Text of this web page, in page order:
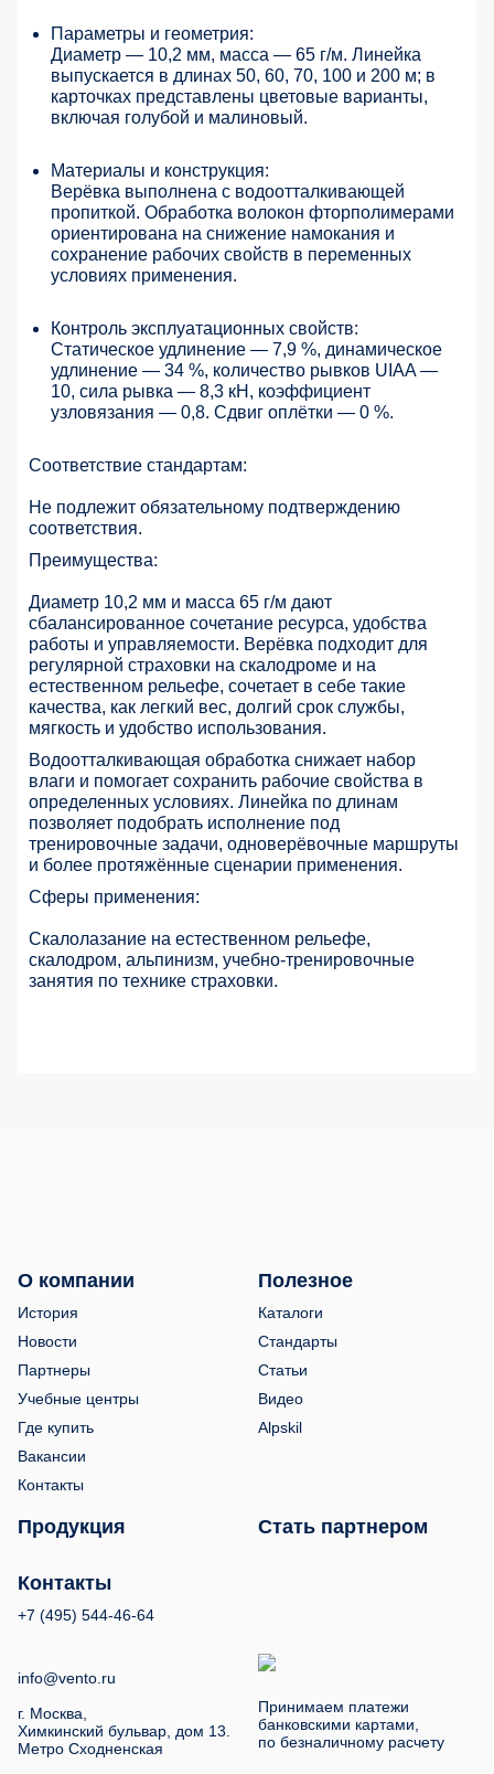
Параметры и геометрия:
Диаметр — 10,2 мм, масса — 65 г/м. Линейка
выпускается в длинах 50, 60, 70, 100 и 200 м; в
карточках представлены цветовые варианты,
включая голубой и малиновый.
Материалы и конструкция:
Верёвка выполнена с водоотталкивающей
пропиткой. Обработка волокон фторполимерами
ориентирована на снижение намокания и
сохранение рабочих свойств в переменных
условиях применения.
Контроль эксплуатационных свойств:
Статическое удлинение — 7,9 %, динамическое
удлинение — 34 %, количество рывков UIAA —
10, сила рывка — 8,3 кН, коэффициент
узловязания — 0,8. Сдвиг оплётки — 0 %.
Соответствие стандартам:
Не подлежит обязательному подтверждению
соответствия.
Преимущества:
Диаметр 10,2 мм и масса 65 г/м дают
сбалансированное сочетание ресурса, удобства
работы и управляемости. Верёвка подходит для
регулярной страховки на скалодроме и на
естественном рельефе, сочетает в себе такие
качества, как легкий вес, долгий срок службы,
мягкость и удобство использования.
Водоотталкивающая обработка снижает набор
влаги и помогает сохранить рабочие свойства в
определенных условиях. Линейка по длинам
позволяет подобрать исполнение под
тренировочные задачи, одноверёвочные маршруты
и более протяжённые сценарии применения.
Сферы применения:
Скалолазание на естественном рельефе,
скалодром, альпинизм, учебно-тренировочные
занятия по технике страховки.
О компании
История
Новости
Партнеры
Учебные центры
Где купить
Вакансии
Контакты
Полезное
Каталоги
Стандарты
Статьи
Видео
Alpskil
Продукция Стать партнером
Контакты
+7 (495) 544-46-64
info@vento.ru
г. Москва,
Химкинский бульвар, дом 13.
Метро Сходненская
Принимаем платежи
банковскими картами,
по безналичному расчету